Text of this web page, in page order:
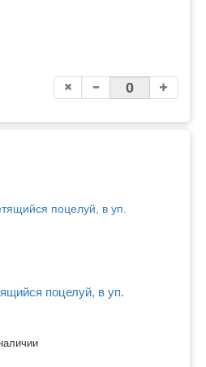
поцелуй, в уп.